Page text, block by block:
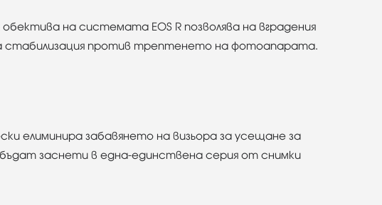
на системата EOS R позволява на вградения
стабилизация против трептенето на фотоапарата.
елиминира забавянето на визьора за усещане за
заснети в една-единствена серия от снимки